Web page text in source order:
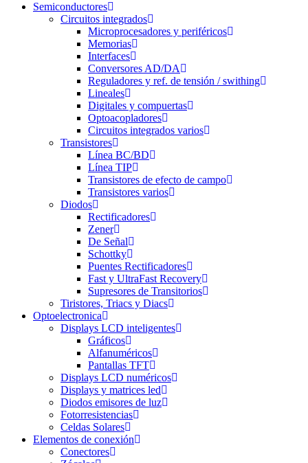
Semiconductores
Circuitos integrados
Microprocesadores y periféricos
Memorias
Interfaces
Conversores AD/DA
Reguladores y ref. de tensión / swithing
Lineales
Digitales y compuertas
Optoacopladores
Circuitos integrados varios
Transistores
Línea BC/BD
Línea TIP
Transistores de efecto de campo
Transistores varios
Diodos
Rectificadores
Zener
De Señal
Schottky
Puentes Rectificadores
Fast y UltraFast Recovery
Supresores de Transitorios
Tiristores, Triacs y Diacs
Optoelectronica
Displays LCD inteligentes
Gráficos
Alfanuméricos
Pantallas TFT
Displays LCD numéricos
Displays y matrices led
Diodos emisores de luz
Fotorresistencias
Celdas Solares
Elementos de conexión
Conectores